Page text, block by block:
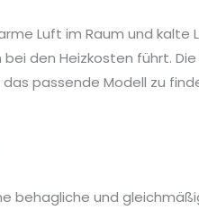
Luft im Raum und
den Heizkosten führt.
passende Modell zu
und